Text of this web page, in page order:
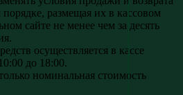
размещая их в кассовом
сайте не менее чем за десять
осуществляется в кассе
до 18:00.
номинальная стоимость